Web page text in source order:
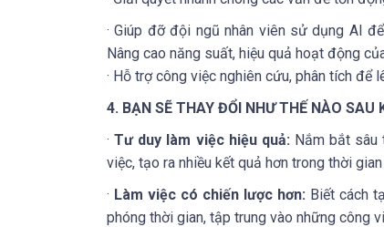
· Giúp đỡ đội ngũ nhân viên sử dụng AI
Nâng cao năng suất, hiệu quả hoạt động
· Hỗ trợ công việc nghiên cứu, phân tích để
4. BẠN SẼ THAY ĐỔI NHƯ THẾ NÀO SAU
·Tư duy làm việc hiệu quả: Nắm bắt sâu
việc, tạo ra nhiều kết quả hơn trong thời gian
· Làm việc có chiến lược hơn: Biết cách
phóng thời gian, tập trung vào những công